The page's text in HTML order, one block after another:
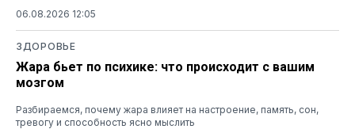
06.08.2026 12:05
ЗДОРОВЬЕ
Жара бьет по психике: что происходит с вашим
мозгом
Разбираемся, почему жара влияет на настроение, память, сон,
тревогу и способность ясно мыслить